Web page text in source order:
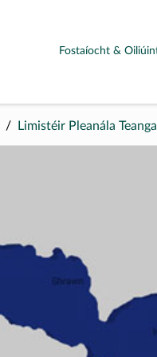
Fostaíocht &
Limistéir Pleanála